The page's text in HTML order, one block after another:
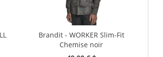
Brandit - WORKER Slim-Fit
Chemise noir